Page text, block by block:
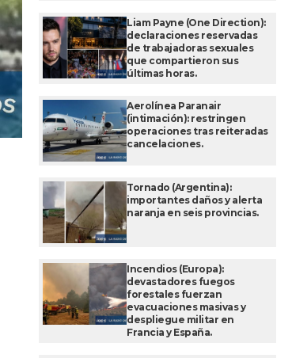
Liam Payne (One Direction):
declaraciones reservadas
de trabajadoras sexuales
que compartieron sus
últimas horas.
Aerolínea Paranair
(intimación): restringen
operaciones tras reiteradas
cancelaciones.
Tornado (Argentina):
importantes daños y alerta
naranja en seis provincias.
Incendios (Europa):
devastadores fuegos
forestales fuerzan
evacuaciones masivas y
despliegue militar en
Francia y España.